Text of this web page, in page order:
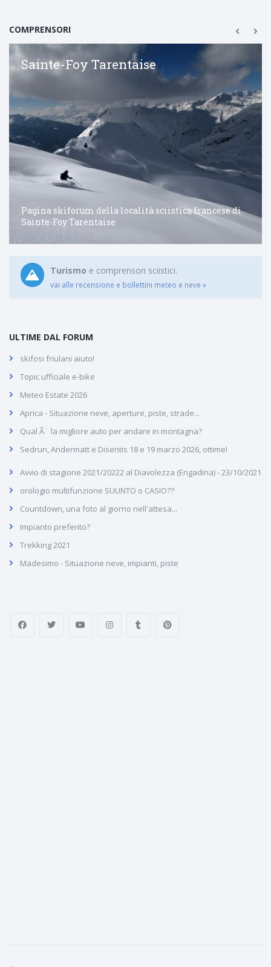
COMPRENSORI
Sainte-Foy Tarentaise
Pagina skiforum della località sciistica francese di
Sainte-Foy Tarentaise
Turismo e comprensori sciistici.
vai alle recensione e bollettini meteo e neve »
ULTIME DAL FORUM
skifosi friulani aiuto!
Topic ufficiale e-bike
Meteo Estate 2026
Aprica - Situazione neve, aperture, piste, strade...
Qual Ã¨ la migliore auto per andare in montagna?
Sedrun, Andermatt e Disentis 18 e 19 marzo 2026, ottime!
Avvio di stagione 2021/20222 al Diavolezza (Engadina) - 23/10/2021
orologio multifunzione SUUNTO o CASIO??
Countdown, una foto al giorno nell'attesa...
Impianto preferito?
Trekking 2021
Madesimo - Situazione neve, impianti, piste